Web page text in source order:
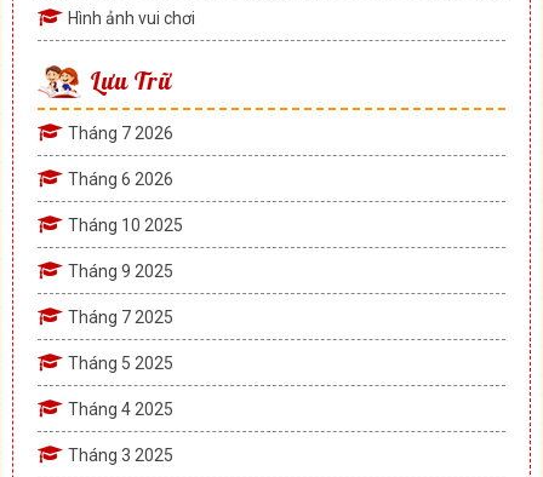
Hình ảnh vui chơi
Lưu Trữ
Tháng 7 2026
Tháng 6 2026
Tháng 10 2025
Tháng 9 2025
Tháng 7 2025
Tháng 5 2025
Tháng 4 2025
Tháng 3 2025